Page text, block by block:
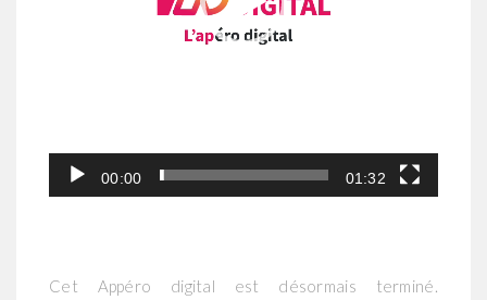
00:00 01:32
Cet Appéro digital est désormais terminé.